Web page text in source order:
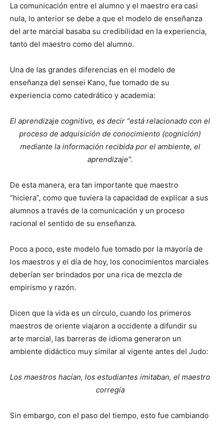
La comunicación entre el alumno y el maestro era casi
nula, lo anterior se debe a que el modelo de enseñanza
del arte marcial basaba su credibilidad en la experiencia,
tanto del maestro como del alumno.
Una de las grandes diferencias en el modelo de
enseñanza del sensei Kano, fue tomado de su
experiencia como catedrático y academia:
El aprendizaje cognitivo, es decir “está relacionado con el
proceso de adquisición de conocimiento (cognición)
mediante la información recibida por el ambiente, el
aprendizaje”.
De esta manera, era tan importante que maestro
“hiciera”, como que tuviera la capacidad de explicar a sus
alumnos a través de la comunicación y un proceso
racional el sentido de su enseñanza.
Poco a poco, este modelo fue tomado por la mayoría de
los maestros y el día de hoy, los conocimientos marciales
deberían ser brindados por una rica de mezcla de
empirismo y razón.
Dicen que la vida es un círculo, cuando los primeros
maestros de oriente viajaron a occidente a difundir su
arte marcial, las barreras de idioma generaron un
ambiente didáctico muy similar al vigente antes del Judo:
Los maestros hacían, los estudiantes imitaban, el maestro
corregía
Sin embargo, con el paso del tiempo, esto fue cambiando